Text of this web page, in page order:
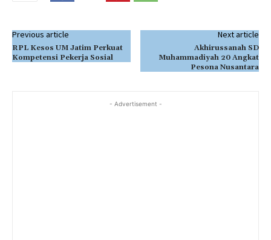
Previous article
RPL Kesos UM Jatim Perkuat
Kompetensi Pekerja Sosial
Next article
Akhirussanah SD
Muhammadiyah 20 Angkat
Pesona Nusantara
- Advertisement -